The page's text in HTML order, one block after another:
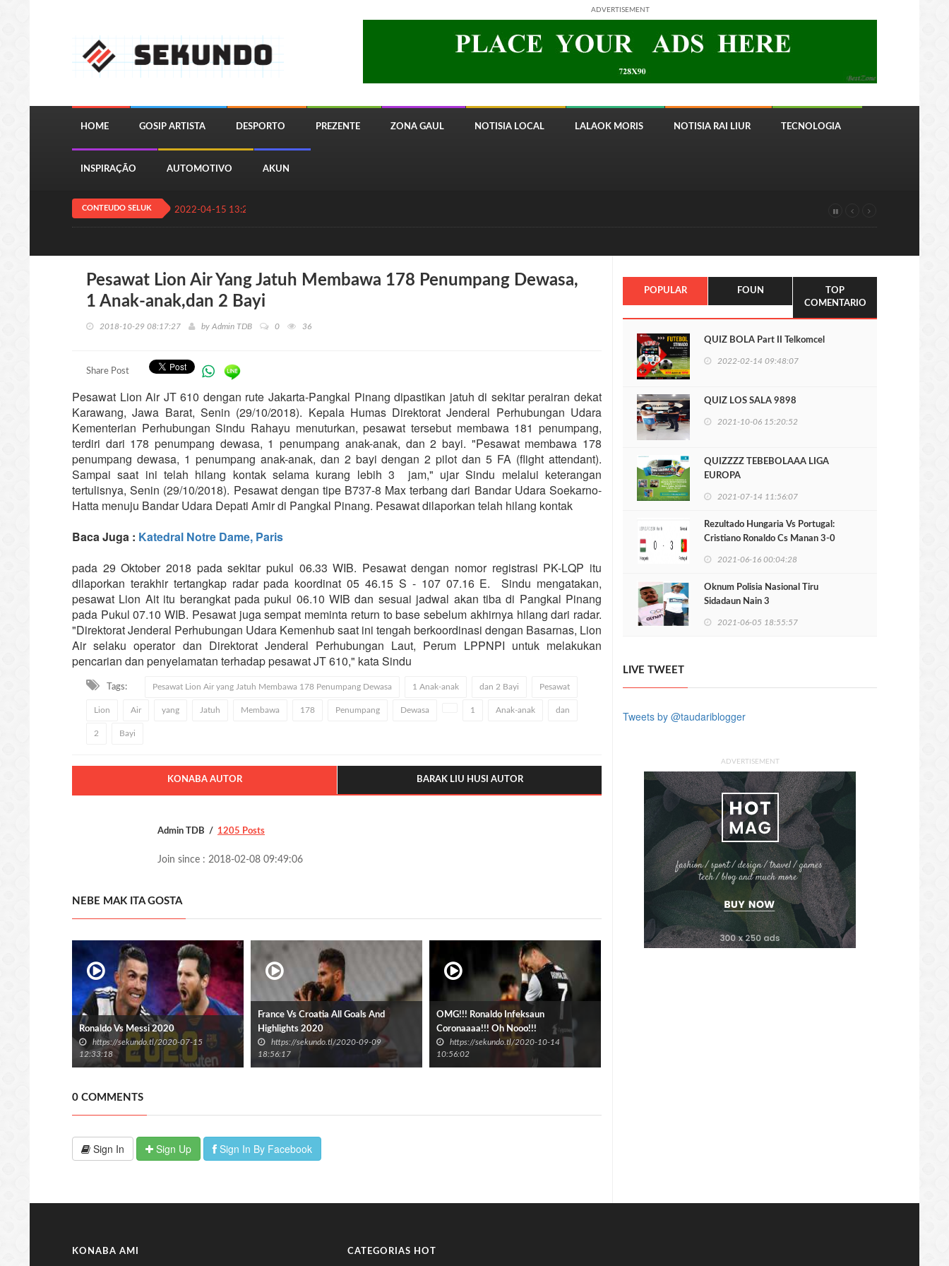
ADVERTISEMENT
HOME GOSIP ARTISTA DESPORTO PREZENTE ZONA GAUL NOTISIA LOCAL LALAOK MORIS NOTISIA RAI LIUR TECNOLOGIA
INSPIRAÇÃO AUTOMOTIVO AKUN
CONTEUDO SELUK 2022-04-15 13:24:11
Pesawat Lion Air Yang Jatuh Membawa 178 Penumpang Dewasa,
1 Anak-anak,dan 2 Bayi
2018-10-29 08:17:27 by Admin TDB 0 36
Share Post
Pesawat Lion Air JT 610 dengan rute Jakarta-Pangkal Pinang dipastikan jatuh di sekitar perairan dekat
Karawang, Jawa Barat, Senin (29/10/2018). Kepala Humas Direktorat Jenderal Perhubungan Udara
Kementerian Perhubungan Sindu Rahayu menuturkan, pesawat tersebut membawa 181 penumpang,
terdiri dari 178 penumpang dewasa, 1 penumpang anak-anak, dan 2 bayi. "Pesawat membawa 178
penumpang dewasa, 1 penumpang anak-anak, dan 2 bayi dengan 2 pilot dan 5 FA (flight attendant).
Sampai saat ini telah hilang kontak selama kurang lebih 3 jam," ujar Sindu melalui keterangan
tertulisnya, Senin (29/10/2018). Pesawat dengan tipe B737-8 Max terbang dari Bandar Udara Soekarno-
Hatta menuju Bandar Udara Depati Amir di Pangkal Pinang. Pesawat dilaporkan telah hilang kontak
Baca Juga : Katedral Notre Dame, Paris
pada 29 Oktober 2018 pada sekitar pukul 06.33 WIB. Pesawat dengan nomor registrasi PK-LQP itu
dilaporkan terakhir tertangkap radar pada koordinat 05 46.15 S - 107 07.16 E. Sindu mengatakan,
pesawat Lion Ait itu berangkat pada pukul 06.10 WIB dan sesuai jadwal akan tiba di Pangkal Pinang
pada Pukul 07.10 WIB. Pesawat juga sempat meminta return to base sebelum akhirnya hilang dari radar.
"Direktorat Jenderal Perhubungan Udara Kemenhub saat ini tengah berkoordinasi dengan Basarnas, Lion
Air selaku operator dan Direktorat Jenderal Perhubungan Laut, Perum LPPNPI untuk melakukan
pencarian dan penyelamatan terhadap pesawat JT 610," kata Sindu
Tags: Pesawat Lion Air yang Jatuh Membawa 178 Penumpang Dewasa 1 Anak-anak dan 2 Bayi Pesawat
Lion Air yang Jatuh Membawa 178 Penumpang Dewasa 1 Anak-anak dan
2 Bayi
KONABA AUTOR BARAK LIU HUSI AUTOR
Admin TDB 1205 Posts
Join since : 2018-02-08 09:49:06
NEBE MAK ITA GOSTA
Ronaldo Vs Messi 2020
https://sekundo.tl/2020-07-15
12:33:18
France Vs Croatia All Goals And
Highlights 2020
https://sekundo.tl/2020-09-09
18:56:17
OMG!!! Ronaldo Infeksaun
Coronaaaa!!! Oh Nooo!!!
https://sekundo.tl/2020-10-14
10:56:02
0 COMMENTS
Sign In Sign Up Sign In By Facebook
POPULAR FOUN
TOP
COMENTARIO
QUIZ BOLA Part II Telkomcel
2022-02-14 09:48:07
QUIZ LOS SALA 9898
2021-10-06 15:20:52
QUIZZZZ TEBEBOLAAA LIGA
EUROPA
2021-07-14 11:56:07
Rezultado Hungaria Vs Portugal:
Cristiano Ronaldo Cs Manan 3-0
2021-06-16 00:04:28
Oknum Polisia Nasional Tiru
Sidadaun Nain 3
2021-06-05 18:55:57
LIVE TWEET
Tweets by @taudariblogger
ADVERTISEMENT
KONABA AMI CATEGORIAS HOT